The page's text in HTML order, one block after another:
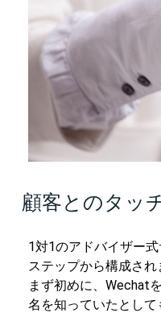
顧客とのタッ
1対1のアドバイザー
ステップから構成され
まず初めに、Wechat
名を知っていたとし